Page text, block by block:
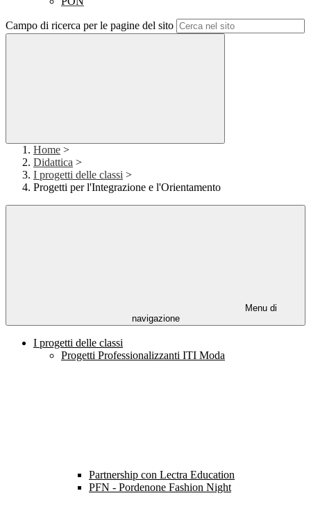
Campo di ricerca per le pagine del sito
Home >
Didattica >
I progetti delle classi >
Progetti per l'Integrazione e l'Orientamento
Menu di
navigazione
I progetti delle classi
Progetti Professionalizzanti ITI Moda
Partnership con Lectra Education
PFN - Pordenone Fashion Night